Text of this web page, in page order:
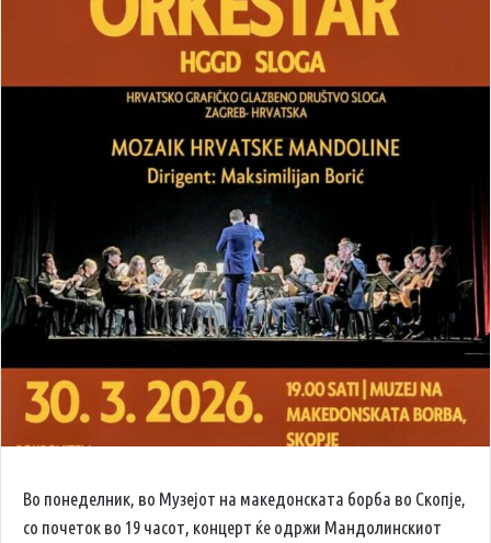
Во понеделник, во Музејот на македонската борба во Скопје,
со почеток во 19 часот, концерт ќе одржи Мандолинскиот